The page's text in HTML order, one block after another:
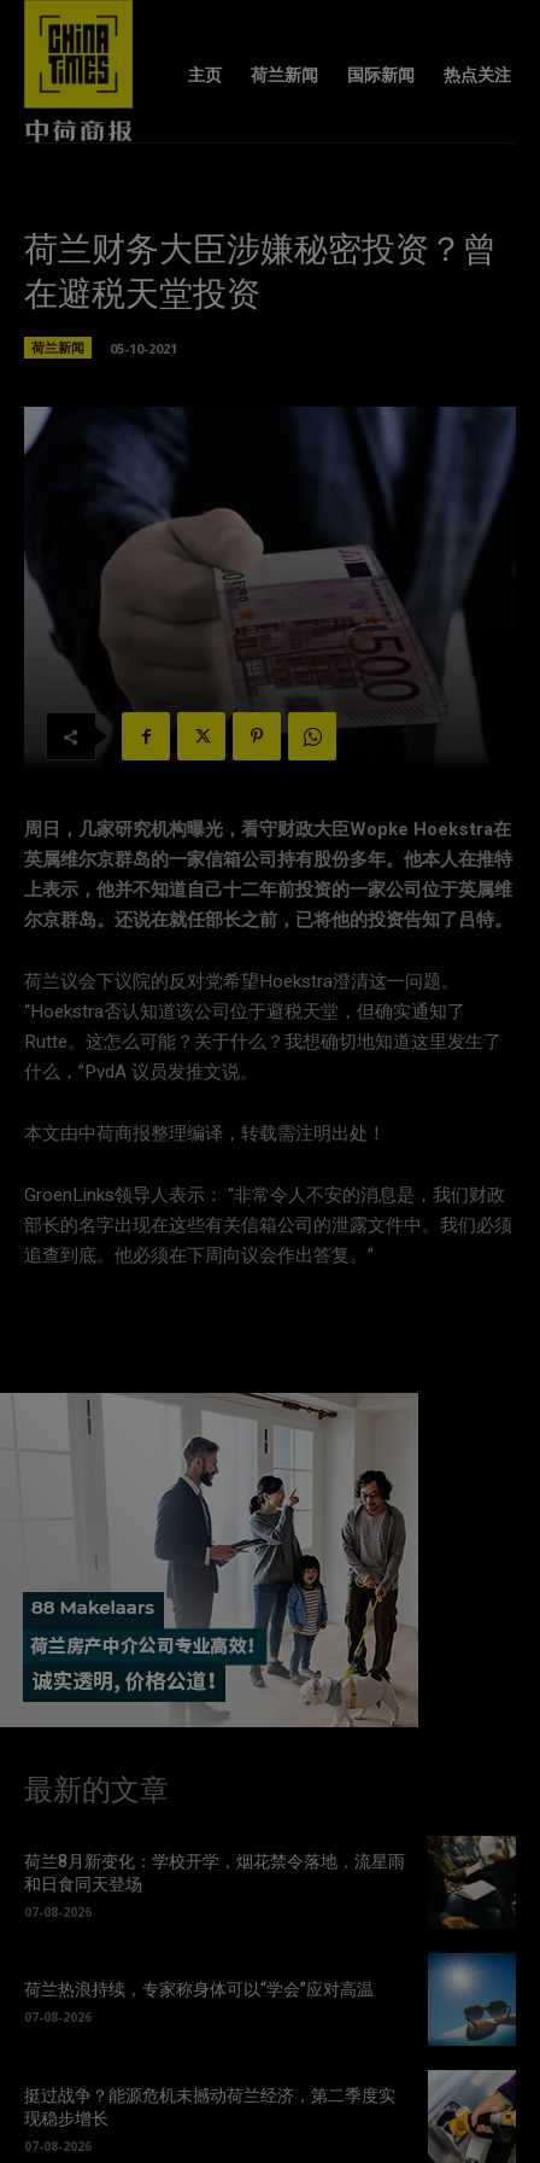
主页 荷兰新闻 国际新闻 热点关注
荷兰财务大臣涉嫌秘密投资？曾
在避税天堂投资
荷兰新闻 05-10-2021
周日，几家研究机构曝光，看守财政大臣Wopke Hoekstra在
英属维尔京群岛的一家信箱公司持有股份多年。他本人在推特
上表示，他并不知道自己十二年前投资的一家公司位于英属维
尔京群岛。还说在就任部长之前，已将他的投资告知了吕特。
荷兰议会下议院的反对党希望Hoekstra澄清这一问题。
“Hoekstra否认知道该公司位于避税天堂，但确实通知了
Rutte。这怎么可能？关于什么？我想确切地知道这里发生了
什么，”PvdA 议员发推文说。
本文由中荷商报整理编译，转载需注明出处！
GroenLinks领导人表示： “非常令人不安的消息是，我们财政
部长的名字出现在这些有关信箱公司的泄露文件中。我们必须
追查到底。他必须在下周向议会作出答复。”
最新的文章
荷兰8月新变化：学校开学，烟花禁令落地，流星雨
和日食同天登场
07-08-2026
荷兰热浪持续，专家称身体可以“学会”应对高温
07-08-2026
挺过战争？能源危机未撼动荷兰经济，第二季度实
现稳步增长
07-08-2026